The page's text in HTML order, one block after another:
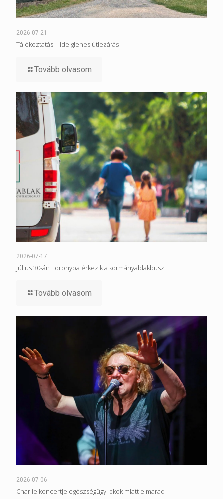
2026-07-21
Tájékoztatás – ideiglenes útlezárás
Tovább olvasom
2026-07-17
Július 30-án Toronyba érkezik a kormányablakbusz
Tovább olvasom
2026-07-06
Charlie koncertje egészségügyi okok miatt elmarad